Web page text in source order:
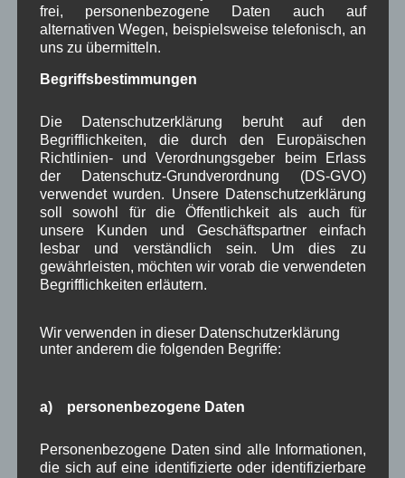
Januar 2024(5)
Dezember 2023 (8)
November 2023(5)
September 2023(8)
Juli 2023
(8)
Juni 2023(7)
Mai 2023(8)
April 2023(10)
März 2023(5)
Februar 2023(3)
Januar 2023 (8)
Dezember 2022
November 2022(8)
Oktober 2022
August 2022(6)
Juli 2022(5)
April 2022(8)
Februar 2022(4)
Januar 2022(3)
frei, personenbezogene Daten auch auf
alternativen Wegen, beispielsweise telefonisch, an
uns zu übermitteln.
Begriffsbestimmungen
Die Datenschutzerklärung beruht auf den
Begrifflichkeiten, die durch den Europäischen
Richtlinien- und Verordnungsgeber beim Erlass
der Datenschutz-Grundverordnung (DS-GVO)
verwendet wurden. Unsere Datenschutzerklärung
soll sowohl für die Öffentlichkeit als auch für
unsere Kunden und Geschäftspartner einfach
lesbar und verständlich sein. Um dies zu
gewährleisten, möchten wir vorab die verwendeten
Begrifflichkeiten erläutern.
Wir verwenden in dieser Datenschutzerklärung
unter anderem die folgenden Begriffe:
a) personenbezogene Daten
Personenbezogene Daten sind alle Informationen,
die sich auf eine identifizierte oder identifizierbare